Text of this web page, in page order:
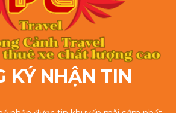
KÝ NHẬN TIN